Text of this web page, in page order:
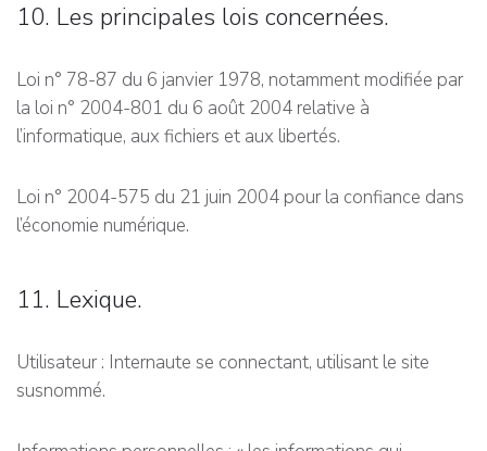
10. Les principales lois concernées.
Loi n° 78-87 du 6 janvier 1978, notamment modifiée par
la loi n° 2004-801 du 6 août 2004 relative à
l’informatique, aux fichiers et aux libertés.
Loi n° 2004-575 du 21 juin 2004 pour la confiance dans
l’économie numérique.
11. Lexique.
Utilisateur : Internaute se connectant, utilisant le site
susnommé.